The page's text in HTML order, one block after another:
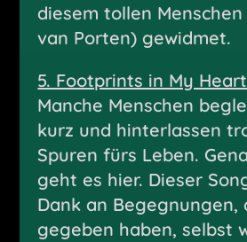
diesem tollen
van Porten) gewidmet.
5. Footprints in My Heart
Manche Menschen
kurz und hinterlassen
Spuren fürs Leben.
geht es hier. Dieser
Dank an Begegnungen,
gegeben haben, selbst